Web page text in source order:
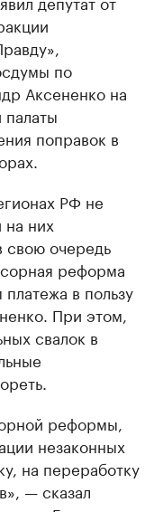
по
Аксененко на
поправок в
РФ не
них
свою очередь
реформа
в пользу
При этом,
свалок в
реформы,
незаконных
на переработку
— сказал